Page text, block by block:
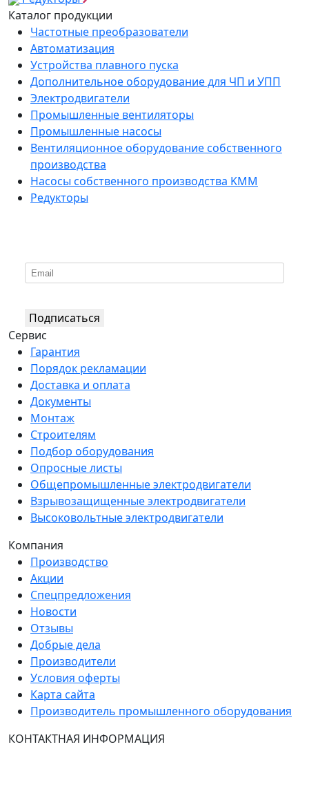
Каталог продукции
Частотные преобразователи
Автоматизация
Устройства плавного пуска
Дополнительное оборудование для ЧП и УПП
Электродвигатели
Промышленные вентиляторы
Промышленные насосы
Вентиляционное оборудование собственного
производства
Насосы собственного производства KMM
Редукторы
Подписаться
Сервис
Гарантия
Порядок рекламации
Доставка и оплата
Документы
Монтаж
Строителям
Подбор оборудования
Опросные листы
Общепромышленные электродвигатели
Взрывозащищенные электродвигатели
Высоковольтные электродвигатели
Компания
Производство
Акции
Спецпредложения
Новости
Отзывы
Добрые дела
Производители
Условия оферты
Карта сайта
Производитель промышленного оборудования
КОНТАКТНАЯ ИНФОРМАЦИЯ